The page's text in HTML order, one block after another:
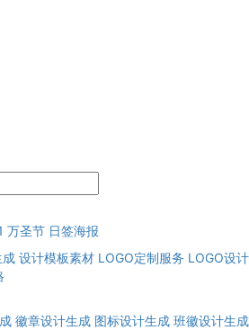
万圣节 日签海报
成 设计模板素材 LOGO定制服务 LOGO设计
徽章设计生成 图标设计生成 班徽设计生成